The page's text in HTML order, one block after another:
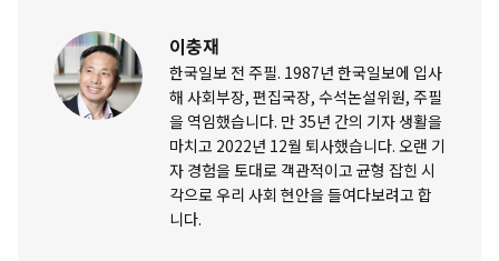
이충재
한국일보 전 주필. 1987년 한국일보에 입사
해 사회부장, 편집국장, 수석논설위원, 주필
을 역임했습니다. 만 35년 간의 기자 생활을
마치고 2022년 12월 퇴사했습니다. 오랜 기
자 경험을 토대로 객관적이고 균형 잡힌 시
각으로 우리 사회 현안을 들여다보려고 합
니다.